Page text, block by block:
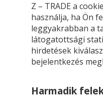
Z – TRADE a
használja, ha Ön
leggyakrabban a
látogatottsági
hirdetések
bejelentkezés
Harmadik